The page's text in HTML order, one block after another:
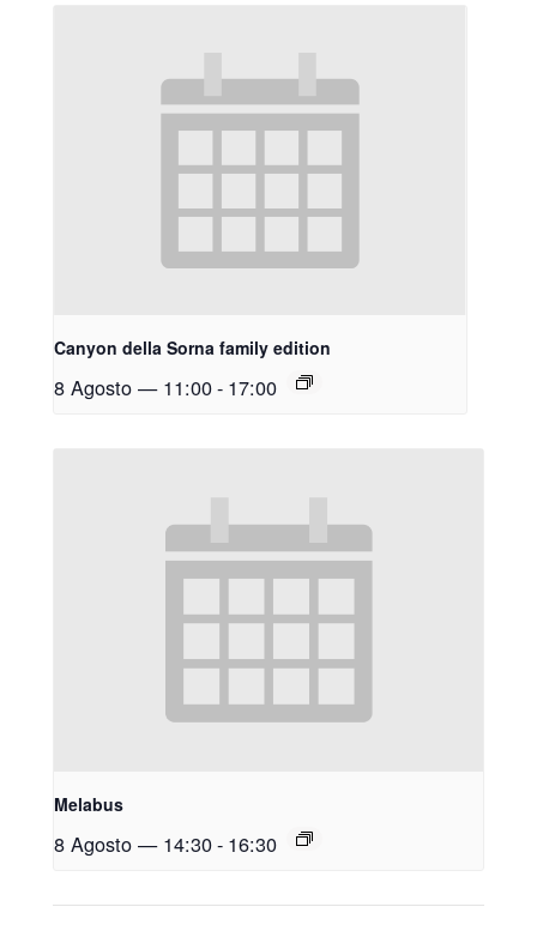
Canyon della Sorna family edition
8 Agosto — 11:00- 17:00
Melabus
8 Agosto — 14:30- 16:30